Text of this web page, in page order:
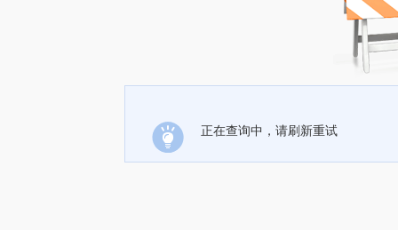
正在查询中，请刷新重试